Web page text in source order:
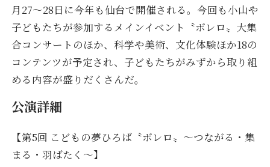
月27～28日に今年も仙台で開催される。今回も小山や
子どもたちが参加するメインイベント〝ボレロ〟大集
合コンサートのほか、科学や美術、文化体験ほか18の
コンテンツが予定され、子どもたちがみずから取り組
める内容が盛りだくさんだ。
公演詳細
【第5回 こどもの夢ひろば〝ボレロ〟～つながる・集
まる・羽ばたく～】